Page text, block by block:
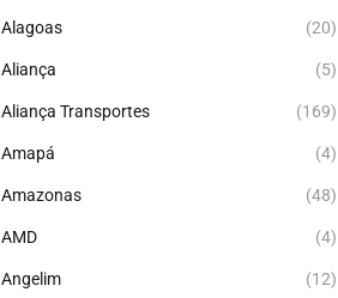
Alagoas (20)
Aliança (5)
Aliança Transportes (169)
Amapá (4)
Amazonas (48)
AMD (4)
Angelim (12)